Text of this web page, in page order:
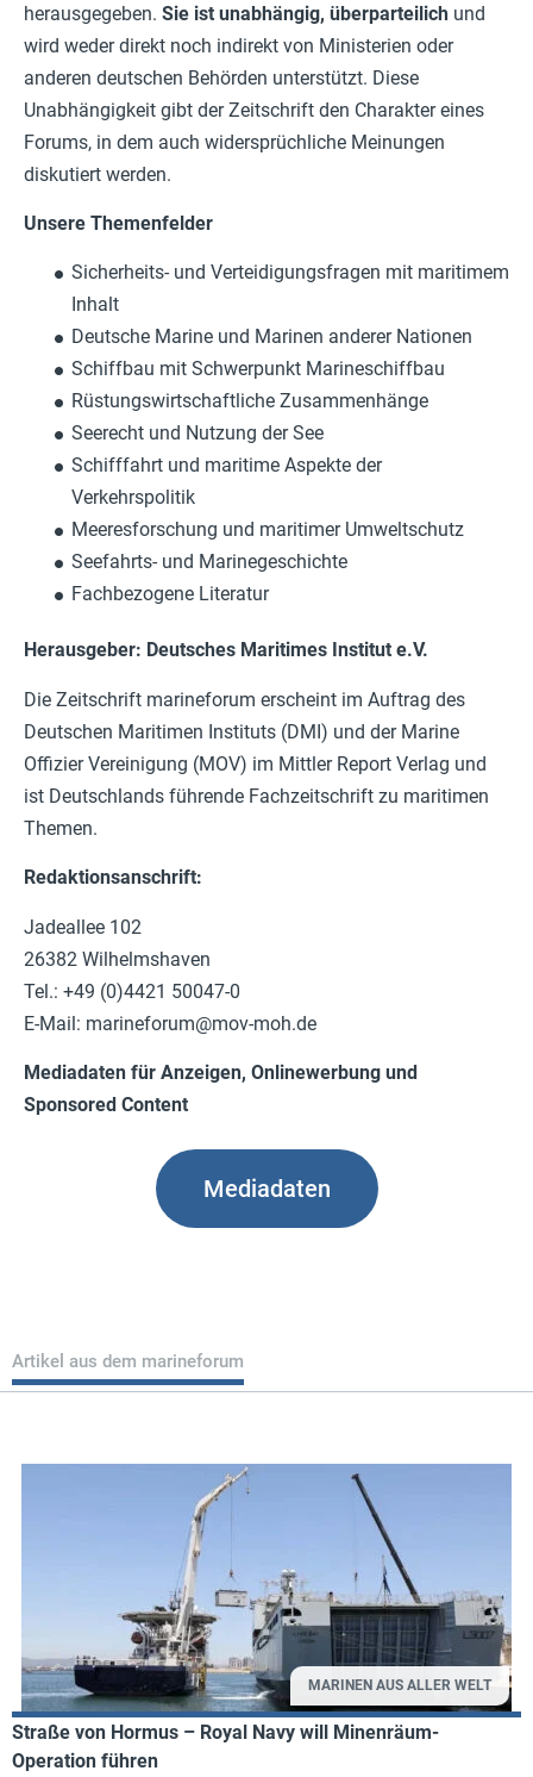
herausgegeben. Sie ist unabhängig, überparteilich und
wird weder direkt noch indirekt von Ministerien oder
anderen deutschen Behörden unterstützt. Diese
Unabhängigkeit gibt der Zeitschrift den Charakter eines
Forums, in dem auch widersprüchliche Meinungen
diskutiert werden.
Unsere Themenfelder
Sicherheits- und Verteidigungsfragen mit maritimem
Inhalt
Deutsche Marine und Marinen anderer Nationen
Schiffbau mit Schwerpunkt Marineschiffbau
Rüstungswirtschaftliche Zusammenhänge
Seerecht und Nutzung der See
Schifffahrt und maritime Aspekte der
Verkehrspolitik
Meeresforschung und maritimer Umweltschutz
Seefahrts- und Marinegeschichte
Fachbezogene Literatur
Herausgeber: Deutsches Maritimes Institut e.V.
Die Zeitschrift marineforum erscheint im Auftrag des
Deutschen Maritimen Instituts (DMI) und der Marine
Offizier Vereinigung (MOV) im Mittler Report Verlag und
ist Deutschlands führende Fachzeitschrift zu maritimen
Themen.
Redaktionsanschrift:
Jadeallee 102
26382 Wilhelmshaven
Tel.: +49 (0)4421 50047-0
E-Mail: marineforum@mov-moh.de
Mediadaten für Anzeigen, Onlinewerbung und
Sponsored Content
Mediadaten
Artikel aus dem marineforum
MARINEN AUS ALLER WELT
Straße von Hormus – Royal Navy will Minenräum-
Operation führen